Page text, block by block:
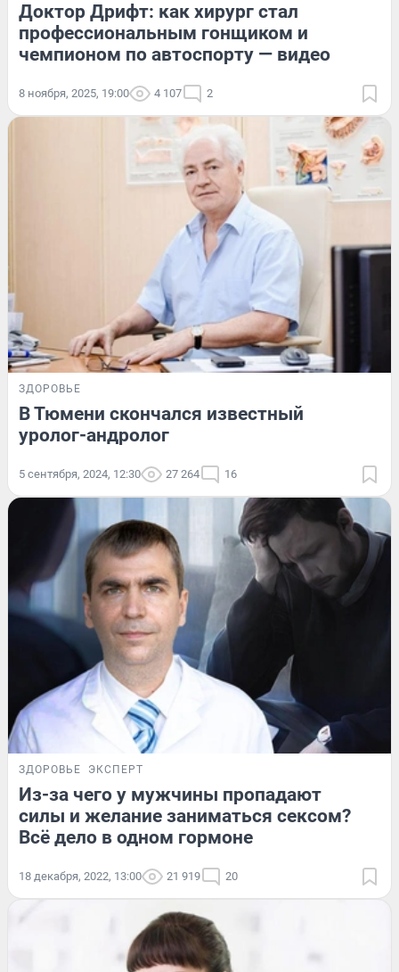
Доктор Дрифт: как хирург стал
профессиональным гонщиком и
чемпионом по автоспорту — видео
8 ноября, 2025, 19:00 4 107 2
ЗДОРОВЬЕ
В Тюмени скончался известный
уролог-андролог
5 сентября, 2024, 12:30 27 264 16
ЗДОРОВЬЕ ЭКСПЕРТ
Из-за чего у мужчины пропадают
силы и желание заниматься сексом?
Всё дело в одном гормоне
18 декабря, 2022, 13:00 21 919 20